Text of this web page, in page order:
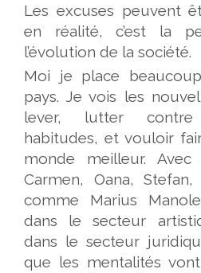
Les excuses peuvent
en réalité, c’est la
l’évolution de la société.
Moi je place
pays. Je vois les
lever, lutter contre
habitudes, et vouloir
monde meilleur.
Carmen, Oana,
comme Marius
dans le secteur
dans le secteur
que les mentalités vont